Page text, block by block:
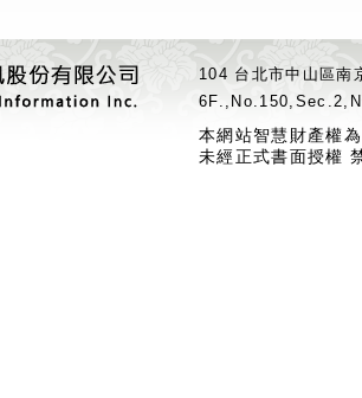
104 台北市中山區
本網站智慧財產權
未經正式書面授權